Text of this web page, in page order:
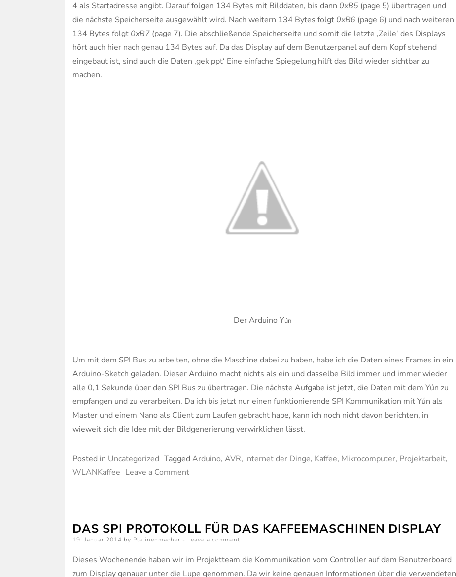
4 als Startadresse angibt. Darauf folgen 134 Bytes mit Bilddaten, bis dann 0xB5 (page 5) übertragen und
die nächste Speicherseite ausgewählt wird. Nach weitern 134 Bytes folgt 0xB6 (page 6) und nach weiteren
134 Bytes folgt 0xB7 (page 7). Die abschließende Speicherseite und somit die letzte ‚Zeile‘ des Displays
hört auch hier nach genau 134 Bytes auf. Da das Display auf dem Benutzerpanel auf dem Kopf stehend
eingebaut ist, sind auch die Daten ‚gekippt‘ Eine einfache Spiegelung hilft das Bild wieder sichtbar zu
machen.
Der Arduino Yún
Um mit dem SPI Bus zu arbeiten, ohne die Maschine dabei zu haben, habe ich die Daten eines Frames in ein
Arduino-Sketch geladen. Dieser Arduino macht nichts als ein und dasselbe Bild immer und immer wieder
alle 0,1 Sekunde über den SPI Bus zu übertragen. Die nächste Aufgabe ist jetzt, die Daten mit dem Yún zu
empfangen und zu verarbeiten. Da ich bis jetzt nur einen funktionierende SPI Kommunikation mit Yún als
Master und einem Nano als Client zum Laufen gebracht habe, kann ich noch nicht davon berichten, in
wieweit sich die Idee mit der Bildgenerierung verwirklichen lässt.
Posted in Uncategorized Tagged Arduino, AVR, Internet der Dinge, Kaffee, Mikrocomputer, Projektarbeit,
WLANKaffee Leave a Commenton
mit
Arduino
auf
DAS SPI PROTOKOLL FÜR DAS KAFFEEMASCHINEN DISPLAY
Posted
19. Januar 2014 by Platinenmacher Leave a comment
Dieses Wochenende haben wir im Projektteam die Kommunikation vom Controller auf dem Benutzerboard
zum Display genauer unter die Lupe genommen. Da wir keine genauen Informationen über die verwendeten